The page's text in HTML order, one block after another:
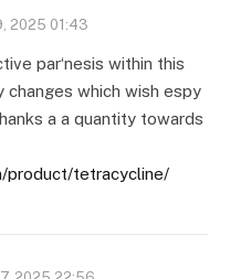
2025 01:43
par‘nesis within this
changes which wish espy
a a quantity towards
product/tetracycline/